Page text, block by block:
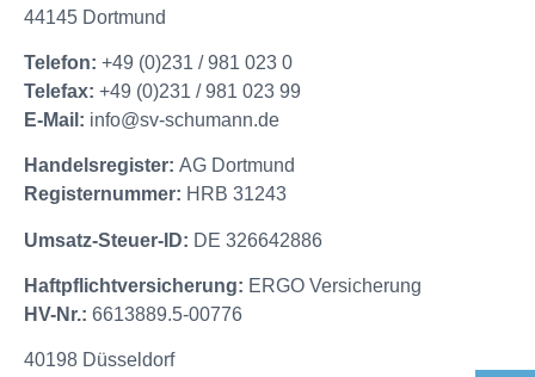
44145 Dortmund
Telefon: +49 (0)231 / 981 023 0
Telefax: +49 (0)231 / 981 023 99
E-Mail: info@sv-schumann.de
Handelsregister: AG Dortmund
Registernummer: HRB 31243
Umsatz-Steuer-ID: DE 326642886
Haftpflichtversicherung: ERGO Versicherung
HV-Nr.: 6613889.5-00776
40198 Düsseldorf